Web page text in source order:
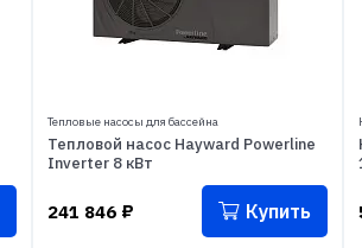
Тепловые насосы для бассейна
Тепловой насос Hayward Powerline
Inverter 8 кВт
241 846 ₽ Купить